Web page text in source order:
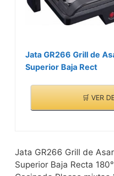
antiadherente que está
libre de PFOA.
Jata GR266 Grill de
Superior Baja Rect
🛒 VER
Jata GR266 Grill de
Superior Baja Recta